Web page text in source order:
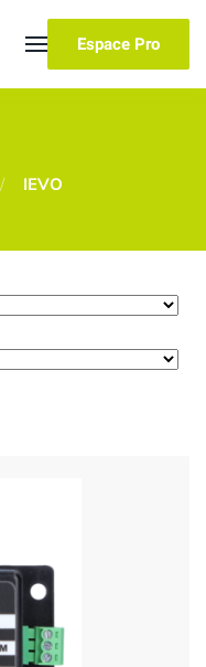
Espace Pro
IEVO